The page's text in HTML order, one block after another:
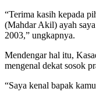
“Terima kasih kepada
(Mahdar Akil) ayah
2003,” ungkapnya.
Mendengar hal itu,
mengenal dekat sosok
“Saya kenal bapak